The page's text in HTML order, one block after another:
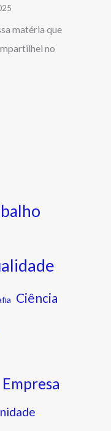
matéria que
no
Ciência
Empresa